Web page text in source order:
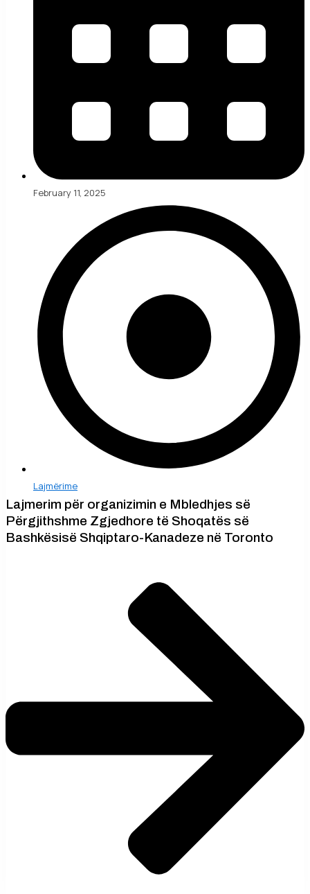
February 11, 2025
Lajmërime
Lajmerim për organizimin e Mbledhjes së
Përgjithshme Zgjedhore të Shoqatës së
Bashkësisë Shqiptaro-Kanadeze në Toronto